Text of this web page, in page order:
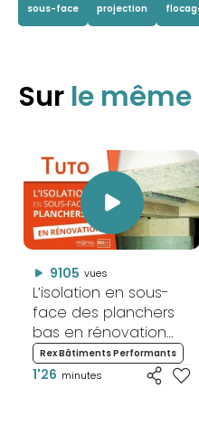
sous-face projection
Sur le
9105 vues
L’isolation en sous-
face des planchers
bas en rénovation
(1/3)
Rex Bâtiments Performants
1'26 minutes